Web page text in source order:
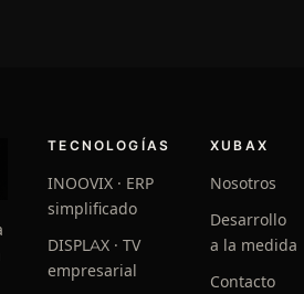
TECNOLOGÍAS
INOOVIX · ERP
simplificado
DISPLAX · TV
empresarial
XUBAX
Nosotros
Desarrollo
a la medida
Contacto